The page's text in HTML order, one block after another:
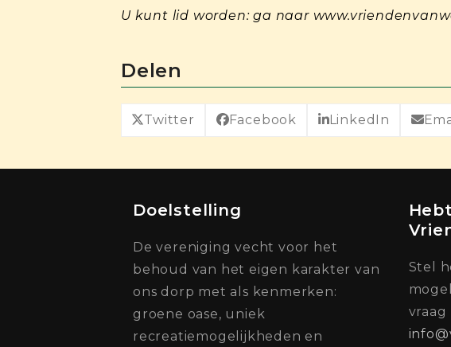
U kunt lid worden: ga naar
Delen
Twitter Facebook LinkedIn
Doelstelling
De vereniging vecht voor het
behoud van het eigen karakter van
ons dorp met als kenmerken:
groene oase, uniek
recreatiemogelijkheden en
Stel
vraag